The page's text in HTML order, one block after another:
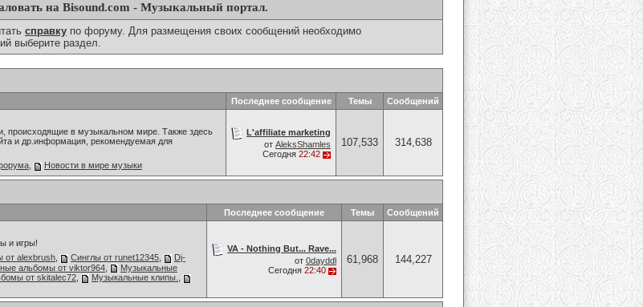
на Bisound.com - Музыкальный портал.
справку по форуму. Для размещения своих сообщений необходимо
выберите раздел.
Последнее сообщение Темы Сообщений
происходящие в музыкальном мире. Также здесь
и др.информация, рекомендуемая для
Новости в мире музыки
L'affiliate marketing
от AleksShamles
Сегодня 22:42
107,533 314,638
Последнее сообщение Темы Сообщений
и игры!
от alexbrush Синглы от runet12345
Dj-
альбомы от viktor964
Музыкальные
от skitalec72 Музыкальные клипы.
VA - Nothing But... Rave...
от 0dayddl
Сегодня 22:40
61,968 144,227